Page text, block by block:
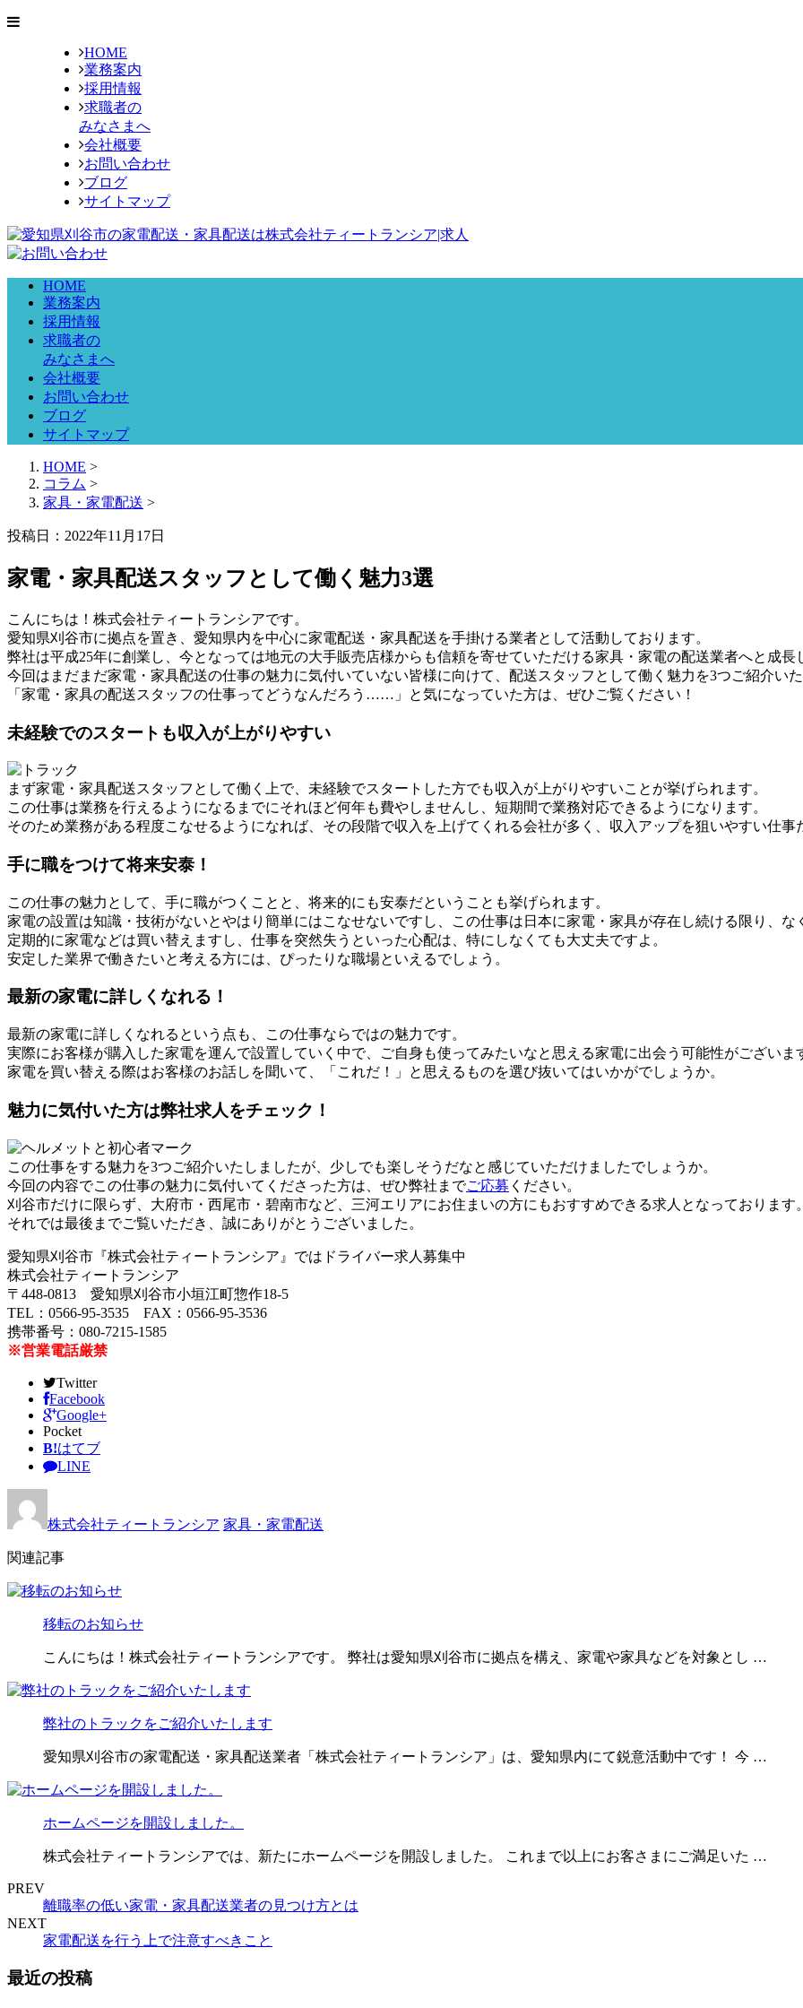
HOME
業務案内
採用情報
求職者の
みなさまへ
会社概要
お問い合わせ
ブログ
サイトマップ
HOME
業務案内
採用情報
求職者の
みなさまへ
会社概要
お問い合わせ
ブログ
サイトマップ
HOME >
コラム >
家具・家電配送 >
投稿日：2022年11月17日
家電・家具配送スタッフとして働く魅力3選
こんにちは！株式会社ティートランシアです。
愛知県刈谷市に拠点を置き、愛知県内を中心に家電配送・家具配送を手掛ける業者として活動しております。
弊社は平成25年に創業し、今となっては地元の大手販売店様からも信頼を寄せていただける家具・家電の配送業者へと成長
今回はまだまだ家電・家具配送の仕事の魅力に気付いていない皆様に向けて、配送スタッフとして働く魅力を3つご紹介いた
「家電・家具の配送スタッフの仕事ってどうなんだろう……」と気になっていた方は、ぜひご覧ください！
未経験でのスタートも収入が上がりやすい
まず家電・家具配送スタッフとして働く上で、未経験でスタートした方でも収入が上がりやすいことが挙げられます。
この仕事は業務を行えるようになるまでにそれほど何年も費やしませんし、短期間で業務対応できるようになります。
そのため業務がある程度こなせるようになれば、その段階で収入を上げてくれる会社が多く、収入アップを狙いやすい仕事
手に職をつけて将来安泰！
この仕事の魅力として、手に職がつくことと、将来的にも安泰だということも挙げられます。
家電の設置は知識・技術がないとやはり簡単にはこなせないですし、この仕事は日本に家電・家具が存在し続ける限り、な
定期的に家電などは買い替えますし、仕事を突然失うといった心配は、特にしなくても大丈夫ですよ。
安定した業界で働きたいと考える方には、ぴったりな職場といえるでしょう。
最新の家電に詳しくなれる！
最新の家電に詳しくなれるという点も、この仕事ならではの魅力です。
実際にお客様が購入した家電を運んで設置していく中で、ご自身も使ってみたいなと思える家電に出会う可能性がございま
家電を買い替える際はお客様のお話しを聞いて、「これだ！」と思えるものを選び抜いてはいかがでしょうか。
魅力に気付いた方は弊社求人をチェック！
この仕事をする魅力を3つご紹介いたしましたが、少しでも楽しそうだなと感じていただけましたでしょうか。
今回の内容でこの仕事の魅力に気付いてくださった方は、ぜひ弊社までご応募 ください。
刈谷市だけに限らず、大府市・西尾市・碧南市など、三河エリアにお住まいの方にもおすすめできる求人となっております。
それでは最後までご覧いただき、誠にありがとうございました。
愛知県刈谷市『株式会社ティートランシア』ではドライバー求人募集中
株式会社ティートランシア
〒448-0813 愛知県刈谷市小垣江町惣作18-5
TEL：0566-95-3535 FAX：0566-95-3536
携帯番号：080-7215-1585
※営業電話厳禁
Twitter
Facebook
Google+
Pocket
B!はてブ
LINE
株式会社ティートランシア 家具・家電配送
関連記事
移転のお知らせ
こんにちは！株式会社ティートランシアです。 弊社は愛知県刈谷市に拠点を構え、家電や家具などを対象とし …
弊社のトラックをご紹介いたします
愛知県刈谷市の家電配送・家具配送業者「株式会社ティートランシア」は、愛知県内にて鋭意活動中です！ 今 …
ホームページを開設しました。
株式会社ティートランシアでは、新たにホームページを開設しました。 これまで以上にお客さまにご満足いた …
PREV
離職率の低い家電・家具配送業者の見つけ方とは
NEXT
家電配送を行う上で注意すべきこと
最近の投稿